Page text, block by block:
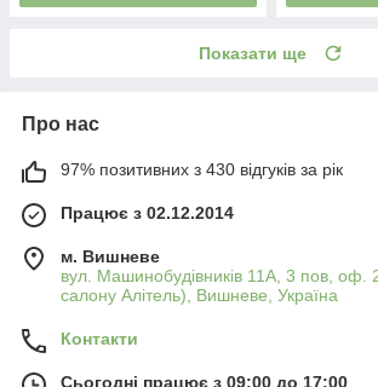
Показати ще
Про нас
97% позитивних з 430 відгуків за рік
Працює з 02.12.2014
м. Вишневе
вул. Машинобудівників 11А, 3 пов, оф. 2
салону Алітель), Вишневе, Україна
Контакти
Сьогодні працює з 09:00 до 17:00